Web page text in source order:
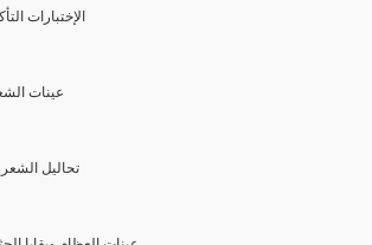
(17) الإختبارات
6- عينات
(18) تحاليل